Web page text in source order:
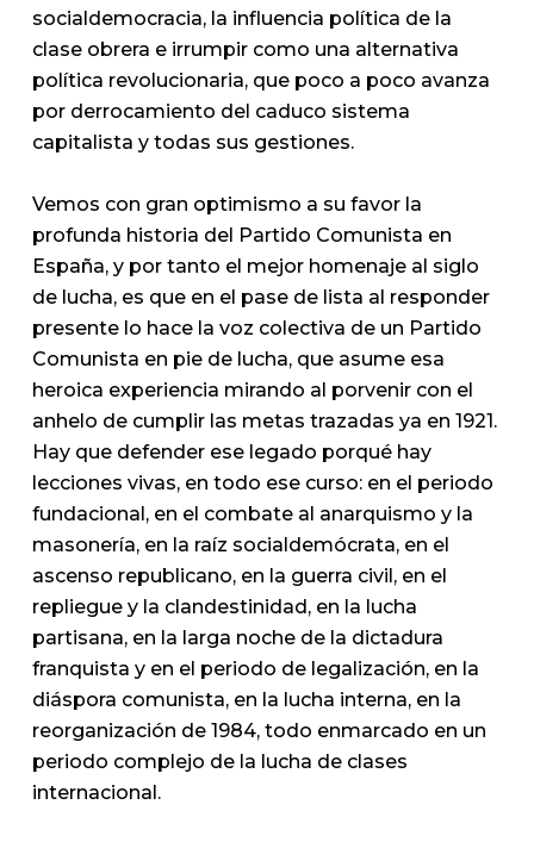
socialdemocracia, la influencia política de la
clase obrera e irrumpir como una alternativa
política revolucionaria, que poco a poco avanza
por derrocamiento del caduco sistema
capitalista y todas sus gestiones.
Vemos con gran optimismo a su favor la
profunda historia del Partido Comunista en
España, y por tanto el mejor homenaje al siglo
de lucha, es que en el pase de lista al responder
presente lo hace la voz colectiva de un Partido
Comunista en pie de lucha, que asume esa
heroica experiencia mirando al porvenir con el
anhelo de cumplir las metas trazadas ya en 1921.
Hay que defender ese legado porqué hay
lecciones vivas, en todo ese curso: en el periodo
fundacional, en el combate al anarquismo y la
masonería, en la raíz socialdemócrata, en el
ascenso republicano, en la guerra civil, en el
repliegue y la clandestinidad, en la lucha
partisana, en la larga noche de la dictadura
franquista y en el periodo de legalización, en la
diáspora comunista, en la lucha interna, en la
reorganización de 1984, todo enmarcado en un
periodo complejo de la lucha de clases
internacional.